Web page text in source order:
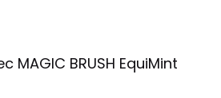
MAGIC BRUSH EquiMint